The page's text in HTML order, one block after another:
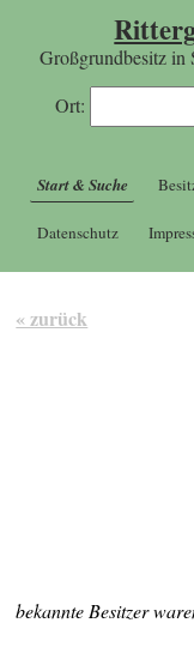
Großgrundbesitz in
Ort:
Start & Suche
Datenschutz
« zurück
bekannte Besitzer